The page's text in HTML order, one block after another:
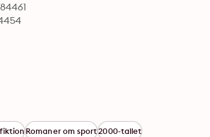
Romaner om sport2000-tallet